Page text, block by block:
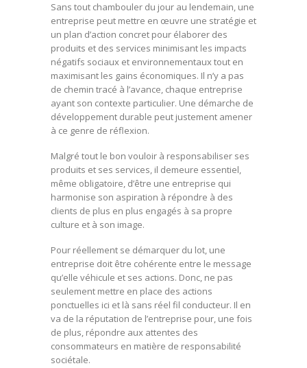
Sans tout chambouler du jour au lendemain, une
entreprise peut mettre en œuvre une stratégie et
un plan d’action concret pour élaborer des
produits et des services minimisant les impacts
négatifs sociaux et environnementaux tout en
maximisant les gains économiques. Il n’y a pas
de chemin tracé à l’avance, chaque entreprise
ayant son contexte particulier. Une démarche de
développement durable peut justement amener
à ce genre de réflexion.
Malgré tout le bon vouloir à responsabiliser ses
produits et ses services, il demeure essentiel,
même obligatoire, d’être une entreprise qui
harmonise son aspiration à répondre à des
clients de plus en plus engagés à sa propre
culture et à son image.
Pour réellement se démarquer du lot, une
entreprise doit être cohérente entre le message
qu’elle véhicule et ses actions. Donc, ne pas
seulement mettre en place des actions
ponctuelles ici et là sans réel fil conducteur. Il en
va de la réputation de l’entreprise pour, une fois
de plus, répondre aux attentes des
consommateurs en matière de responsabilité
sociétale.